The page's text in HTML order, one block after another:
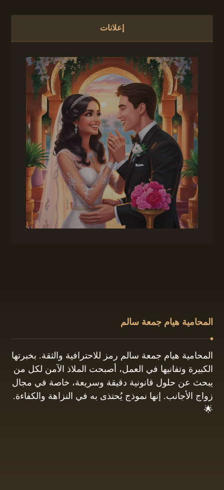
إعلانات
المحامية هيام جمعة سالم
المحامية هيام جمعة سالم رمز للاحترافية والثقة. بخبرتها
الكبيرة وتفانيها في العمل، أصبحت الملاذ الآمن لكل من
يبحث عن حلول قانونية دقيقة وسريعة، خاصة في مجال
زواج الأجانب. إنها نموذج يُحتذى به في النزاهة والكفاءة.
🌟